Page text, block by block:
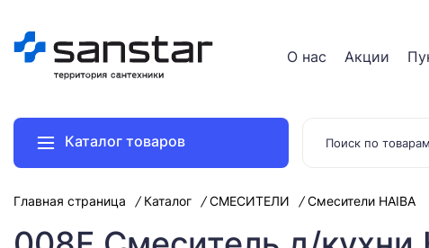
О нас Акции
Каталог товаров
Главная страница Каталог СМЕСИТЕЛИ Смесители HAIBA